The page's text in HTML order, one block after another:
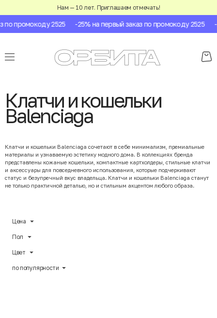
Нам — 10 лет. Приглашаем отмечать!
промокоду 2525 -25% на первый заказ по промокоду 2525 -
Клатчи и кошельки
Balenciaga
Клатчи и кошельки Balenciaga сочетают в себе минимализм, премиальные
материалы и узнаваемую эстетику модного дома. В коллекциях бренда
представлены кожаные кошельки, компактные картхолдеры, стильные клатчи
и аксессуары для повседневного использования, которые подчеркивают
статус и безупречный вкус владельца. Клатчи и кошельки Balenciaga станут
не только практичной деталью, но и стильным акцентом любого образа.
Цена
Пол
Цвет
по популярности